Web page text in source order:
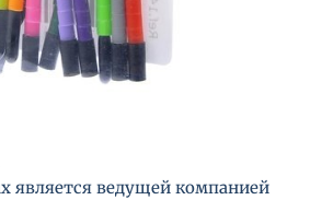
является ведущей компанией